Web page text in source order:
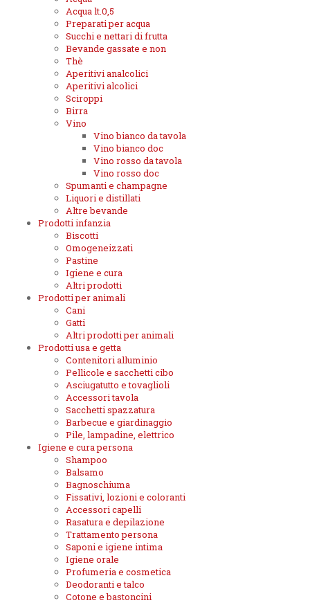
Acqua lt.0,5
Preparati per acqua
Succhi e nettari di frutta
Bevande gassate e non
Thè
Aperitivi analcolici
Aperitivi alcolici
Sciroppi
Birra
Vino
Vino bianco da tavola
Vino bianco doc
Vino rosso da tavola
Vino rosso doc
Spumanti e champagne
Liquori e distillati
Altre bevande
Prodotti infanzia
Biscotti
Omogeneizzati
Pastine
Igiene e cura
Altri prodotti
Prodotti per animali
Cani
Gatti
Altri prodotti per animali
Prodotti usa e getta
Contenitori alluminio
Pellicole e sacchetti cibo
Asciugatutto e tovaglioli
Accessori tavola
Sacchetti spazzatura
Barbecue e giardinaggio
Pile, lampadine, elettrico
Igiene e cura persona
Shampoo
Balsamo
Bagnoschiuma
Fissativi, lozioni e coloranti
Accessori capelli
Rasatura e depilazione
Trattamento persona
Saponi e igiene intima
Igiene orale
Profumeria e cosmetica
Deodoranti e talco
Cotone e bastoncini